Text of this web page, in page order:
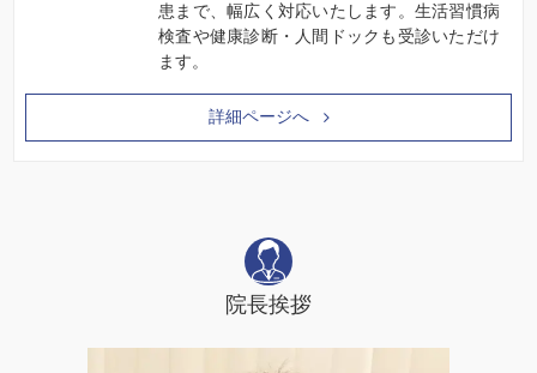
患まで、幅広く対応いたします。生活習慣病
検査や健康診断・人間ドックも受診いただけ
ます。
詳細ページへ
院長挨拶